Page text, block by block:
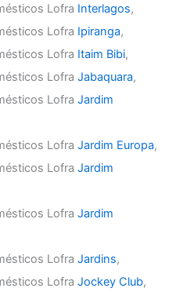
Lofra Interlagos,
Lofra Ipiranga,
Lofra Itaim Bibi,
LofraJabaquara,
LofraJardim
LofraJardim Europa,
LofraJardim
LofraJardim
LofraJardins,
LofraJockey Club,